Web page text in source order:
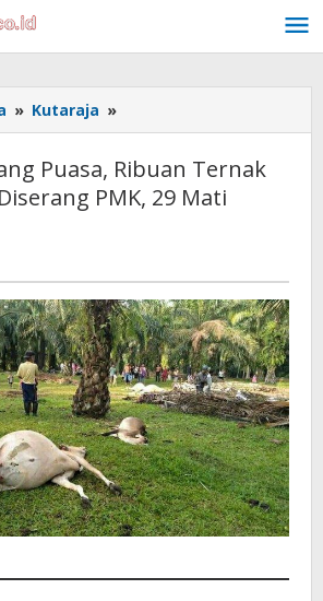
» Kutaraja »
Ribuan
Sapi
di
Mati
Puasa, Ribuan Ternak
PMK, 29 Mati